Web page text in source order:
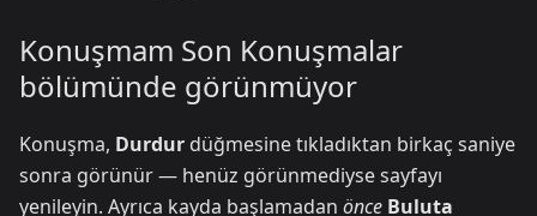
Konuşmam Son Konuşmalar
bölümünde görünmüyor
Konuşma, Durdur düğmesine tıkladıktan birkaç saniye
sonra görünür — henüz görünmediyse sayfayı
yenileyin. Ayrıca kayda başlamadan önce Buluta